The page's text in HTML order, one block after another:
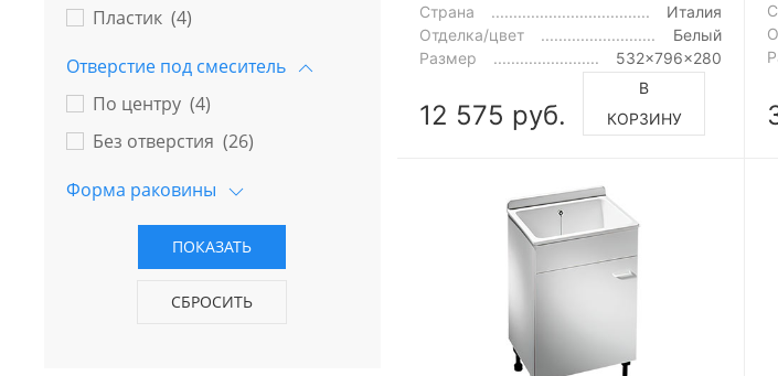
Пластик (4)
Отверстие под смеситель
По центру (4)
Без отверстия (26)
Форма раковины
Страна
Италия
Отделка/цвет
Белый
Размер
532x796x280
12 575 руб.
В
КОРЗИНУ